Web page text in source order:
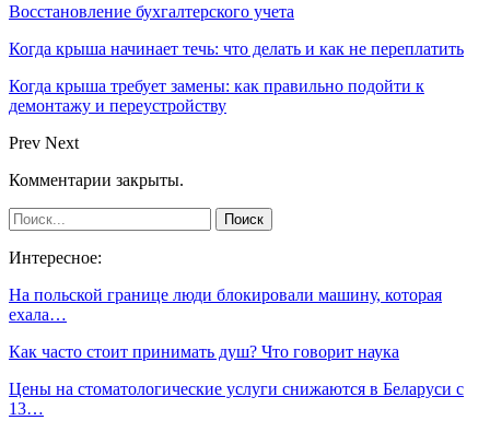
Восстановление бухгалтерского учета
Когда крыша начинает течь: что делать и как не переплатить
Когда крыша требует замены: как правильно подойти к
демонтажу и переустройству
Prev Next
Комментарии закрыты.
Интересное:
На польской границе люди блокировали машину, которая
ехала…
Как часто стоит принимать душ? Что говорит наука
Цены на стоматологические услуги снижаются в Беларуси с
13…